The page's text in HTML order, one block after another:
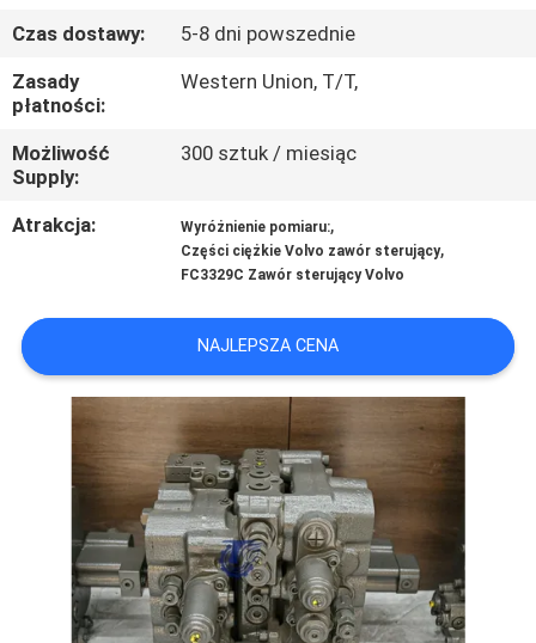
KONTROLA
JAKOŚCI
SKONTAKTUJ
SIĘ
Z
AKTUALNOŚCI
WSZYSTKIE
PRZYPADKI
POPROSIĆ
O
WYCENĘ
Czas dostawy:
5-8 dni powszednie
Zasady
płatności:
Western Union, T/T,
Możliwość
Supply:
300 sztuk / miesiąc
Atrakcja: Wyróżnienie pomiaru:,
Części ciężkie Volvo zawór sterujący,
FC3329C Zawór sterujący Volvo
NAJLEPSZA CENA